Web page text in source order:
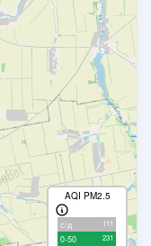
AQI PM2.5
с/д 111
0-50 231